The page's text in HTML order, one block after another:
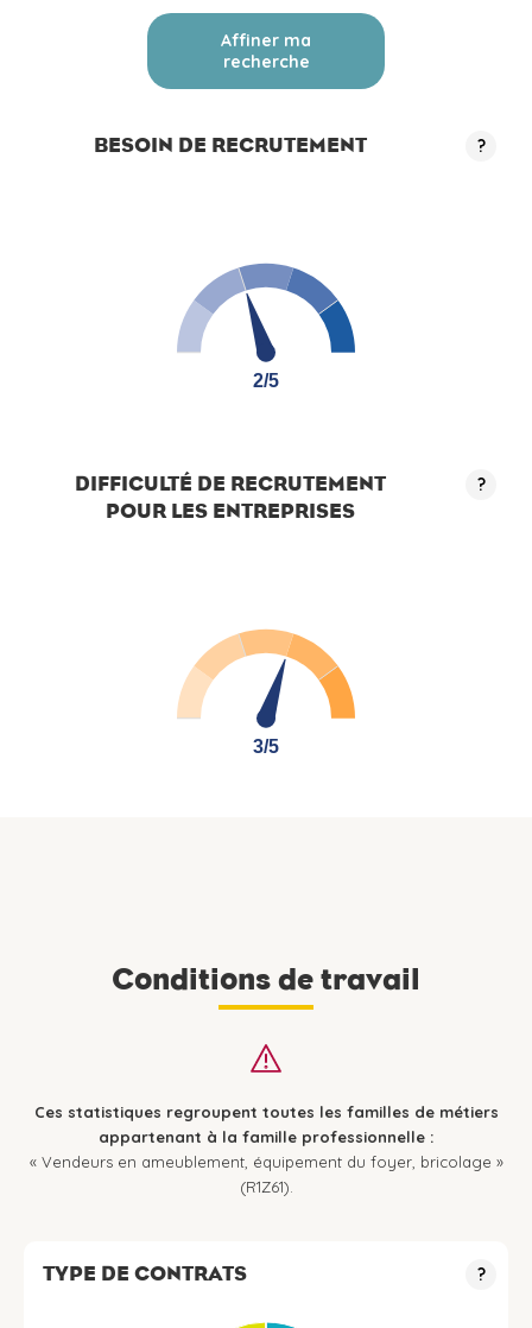
Affiner ma
recherche
BESOIN DE RECRUTEMENT ?
2/5
2/5
DIFFICULTÉ DE RECRUTEMENT
POUR LES ENTREPRISES
?
3/5
3/5
Conditions de travail
Ces statistiques regroupent toutes les familles de métiers
appartenant à la famille professionnelle :
« Vendeurs en ameublement, équipement du foyer, bricolage »
(R1Z61).
TYPE DE CONTRATS ?